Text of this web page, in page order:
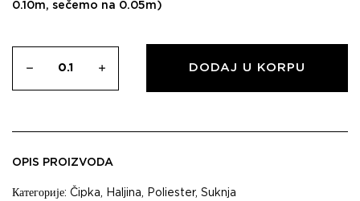
0.10m, sečemo na 0.05m)
DODAJ U KORPU
OPIS PROIZVODA
Категорије: Čipka, Haljina, Poliester, Suknja